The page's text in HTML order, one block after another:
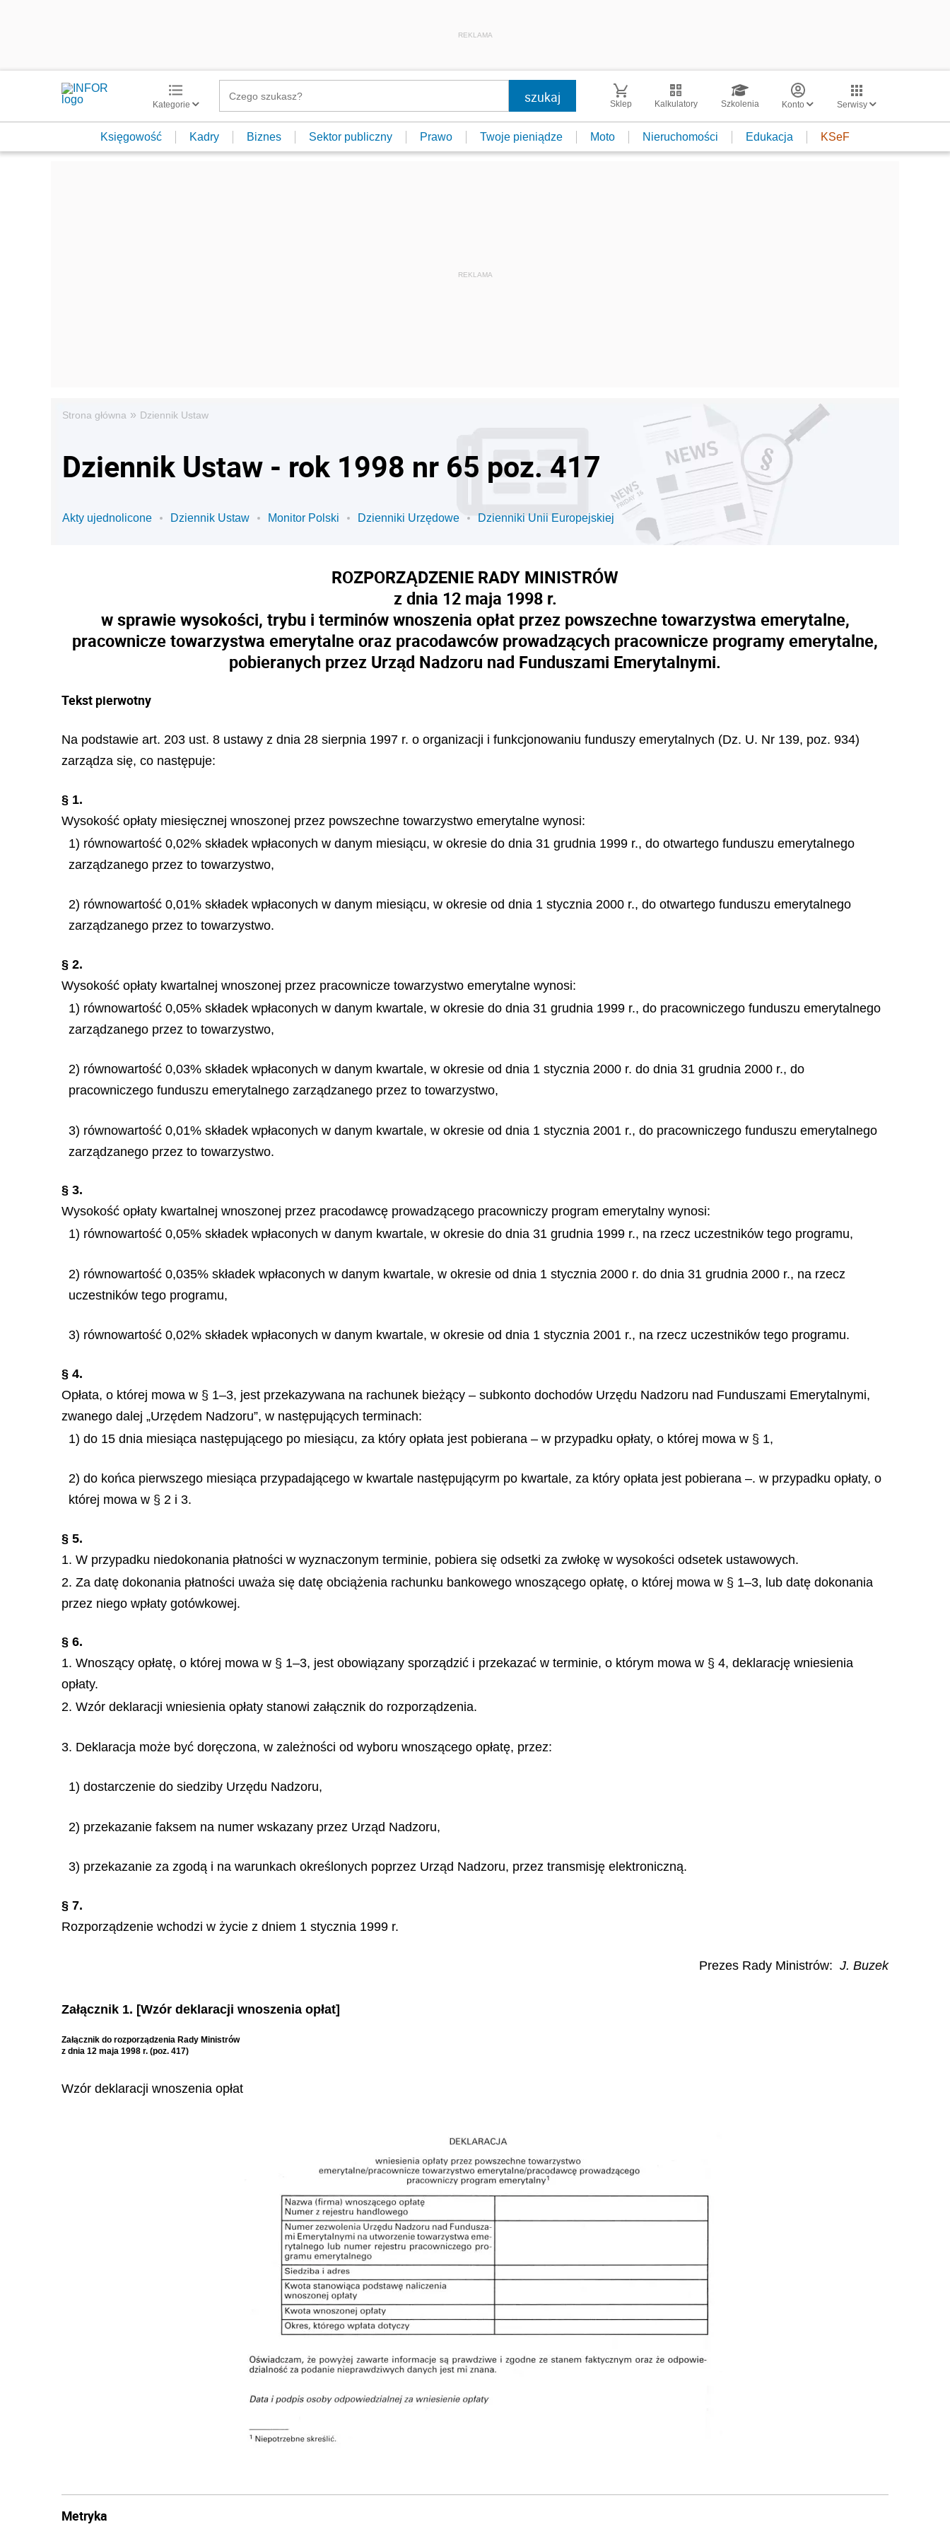
REKLAMA
Kategorie Sklep Kalkulatory Szkolenia Konto Serwisy
Księgowość Kadry Biznes Sektor publiczny Prawo Twoje pieniądze Moto Nieruchomości Edukacja KSeF
Strona główna » Dziennik Ustaw
Dziennik Ustaw - rok 1998 nr 65 poz. 417
Akty ujednolicone Dziennik Ustaw Monitor Polski Dzienniki Urzędowe Dzienniki Unii Europejskiej
ROZPORZĄDZENIE RADY MINISTRÓW
z dnia 12 maja 1998 r.
w sprawie wysokości, trybu i terminów wnoszenia opłat przez powszechne towarzystwa emerytalne,
pracownicze towarzystwa emerytalne oraz pracodawców prowadzących pracownicze programy emerytalne,
pobieranych przez Urząd Nadzoru nad Funduszami Emerytalnymi.
Tekst pierwotny
Na podstawie art. 203 ust. 8 ustawy z dnia 28 sierpnia 1997 r. o organizacji i funkcjonowaniu funduszy emerytalnych (Dz. U. Nr 139, poz. 934)
zarządza się, co następuje:
§ 1.
Wysokość opłaty miesięcznej wnoszonej przez powszechne towarzystwo emerytalne wynosi:
1) równowartość 0,02% składek wpłaconych w danym miesiącu, w okresie do dnia 31 grudnia 1999 r., do otwartego funduszu emerytalnego
zarządzanego przez to towarzystwo,
2) równowartość 0,01% składek wpłaconych w danym miesiącu, w okresie od dnia 1 stycznia 2000 r., do otwartego funduszu emerytalnego
zarządzanego przez to towarzystwo.
§ 2.
Wysokość opłaty kwartalnej wnoszonej przez pracownicze towarzystwo emerytalne wynosi:
1) równowartość 0,05% składek wpłaconych w danym kwartale, w okresie do dnia 31 grudnia 1999 r., do pracowniczego funduszu emerytalnego
zarządzanego przez to towarzystwo,
2) równowartość 0,03% składek wpłaconych w danym kwartale, w okresie od dnia 1 stycznia 2000 r. do dnia 31 grudnia 2000 r., do
pracowniczego funduszu emerytalnego zarządzanego przez to towarzystwo,
3) równowartość 0,01% składek wpłaconych w danym kwartale, w okresie od dnia 1 stycznia 2001 r., do pracowniczego funduszu emerytalnego
zarządzanego przez to towarzystwo.
§ 3.
Wysokość opłaty kwartalnej wnoszonej przez pracodawcę prowadzącego pracowniczy program emerytalny wynosi:
1) równowartość 0,05% składek wpłaconych w danym kwartale, w okresie do dnia 31 grudnia 1999 r., na rzecz uczestników tego programu,
2) równowartość 0,035% składek wpłaconych w danym kwartale, w okresie od dnia 1 stycznia 2000 r. do dnia 31 grudnia 2000 r., na rzecz
uczestników tego programu,
3) równowartość 0,02% składek wpłaconych w danym kwartale, w okresie od dnia 1 stycznia 2001 r., na rzecz uczestników tego programu.
§ 4.
Opłata, o której mowa w § 1–3, jest przekazywana na rachunek bieżący – subkonto dochodów Urzędu Nadzoru nad Funduszami Emerytalnymi,
zwanego dalej „Urzędem Nadzoru”, w następujących terminach:
1) do 15 dnia miesiąca następującego po miesiącu, za który opłata jest pobierana – w przypadku opłaty, o której mowa w § 1,
2) do końca pierwszego miesiąca przypadającego w kwartale następującyrm po kwartale, za który opłata jest pobierana –. w przypadku opłaty, o
której mowa w § 2 i 3.
§ 5.
1. W przypadku niedokonania płatności w wyznaczonym terminie, pobiera się odsetki za zwłokę w wysokości odsetek ustawowych.
2. Za datę dokonania płatności uważa się datę obciążenia rachunku bankowego wnoszącego opłatę, o której mowa w § 1–3, lub datę dokonania
przez niego wpłaty gotówkowej.
§ 6.
1. Wnoszący opłatę, o której mowa w § 1–3, jest obowiązany sporządzić i przekazać w terminie, o którym mowa w § 4, deklarację wniesienia
opłaty.
2. Wzór deklaracji wniesienia opłaty stanowi załącznik do rozporządzenia.
3. Deklaracja może być doręczona, w zależności od wyboru wnoszącego opłatę, przez:
1) dostarczenie do siedziby Urzędu Nadzoru,
2) przekazanie faksem na numer wskazany przez Urząd Nadzoru,
3) przekazanie za zgodą i na warunkach określonych poprzez Urząd Nadzoru, przez transmisję elektroniczną.
§ 7.
Rozporządzenie wchodzi w życie z dniem 1 stycznia 1999 r.
Prezes Rady Ministrów: J. Buzek
Załącznik 1. [Wzór deklaracji wnoszenia opłat]
Załącznik do rozporządzenia Rady Ministrów
z dnia 12 maja 1998 r. (poz. 417)
Wzór deklaracji wnoszenia opłat
Metryka